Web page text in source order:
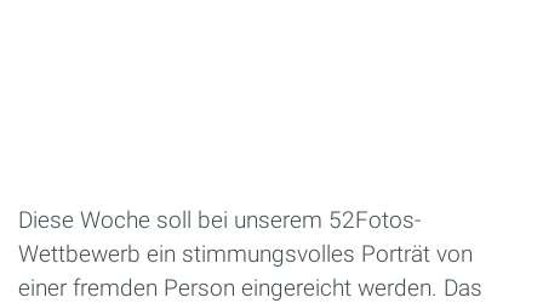
Diese Woche soll bei unserem 52Fotos-
Wettbewerb ein stimmungsvolles Porträt von
einer fremden Person eingereicht werden. Das